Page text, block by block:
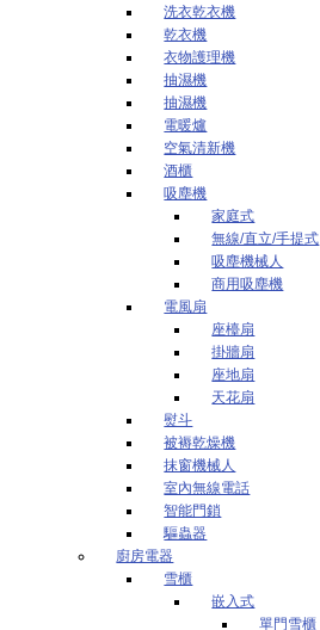
洗衣乾衣機
乾衣機
衣物護理機
抽濕機
抽濕機
電暖爐
空氣清新機
酒櫃
吸塵機
家庭式
無線/直立/手提式
吸塵機械人
商用吸塵機
電風扇
座檯扇
掛牆扇
座地扇
天花扇
熨斗
被褥乾燥機
抹窗機械人
室內無線電話
智能門鎖
驅蟲器
廚房電器
雪櫃
嵌入式
單門雪櫃